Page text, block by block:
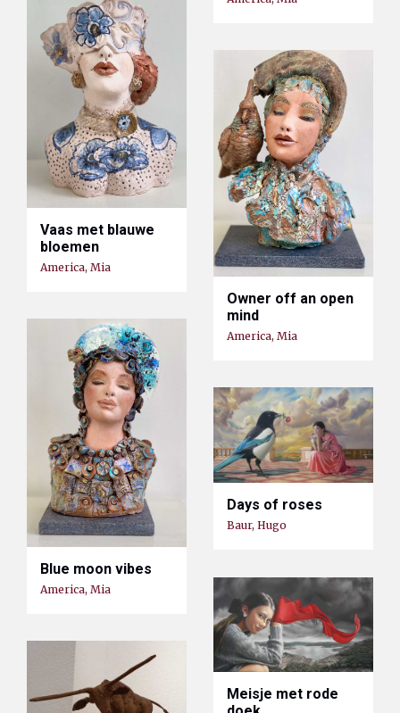
Vaas met blauwe
bloemen
America, Mia
Owner off an open
mind
America, Mia
Blue moon vibes
America, Mia
Days of roses
Baur, Hugo
Meisje met rode